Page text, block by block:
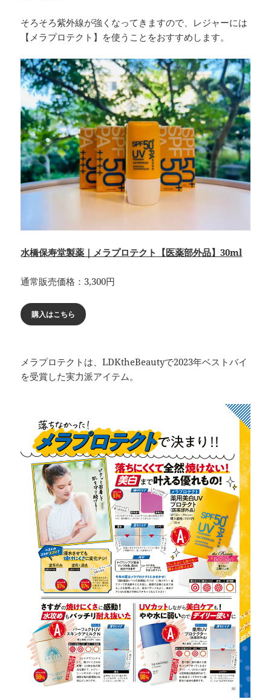
そろそろ紫外線が強くなってきますので、レジャーには
【メラプロテクト】を使うことをおすすめします。
水橋保寿堂製薬｜メラプロテクト【医薬部外品】30ml
通常販売価格：3,300円
購入はこちら
メラプロテクトは、LDKtheBeautyで2023年ベストバイ
を受賞した実力派アイテム。